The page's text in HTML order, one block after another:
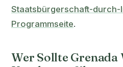
Staatsbürgerschaft-durch-
Programmseite.
Wer Sollte Grenada